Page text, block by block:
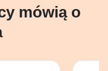
mówią o